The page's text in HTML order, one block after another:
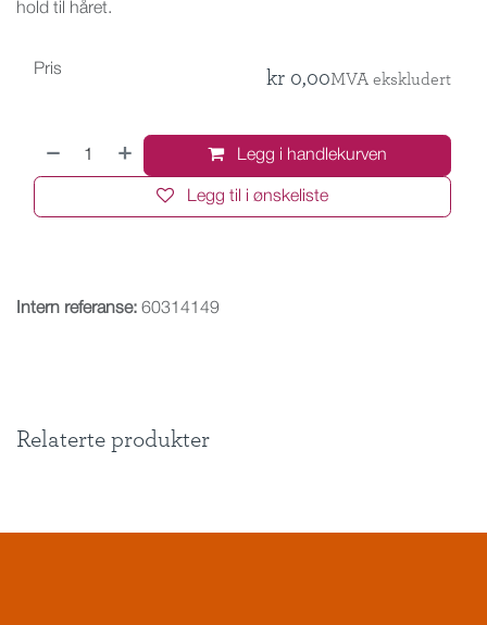
hold til håret.
Legg i handlekurven
Legg til i ønskeliste
Pris kr 0,00MVA ekskludert
Intern referanse: 60314149
Relaterte produkter